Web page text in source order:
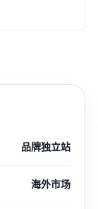
品牌独立站
海外市场